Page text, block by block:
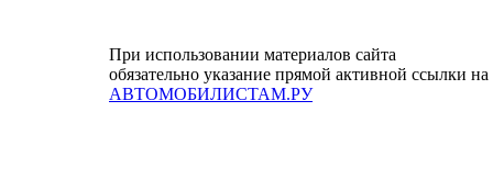
При использовании материалов сайта
обязательно указание прямой активной ссылки на
АВТОМОБИЛИСТАМ.РУ